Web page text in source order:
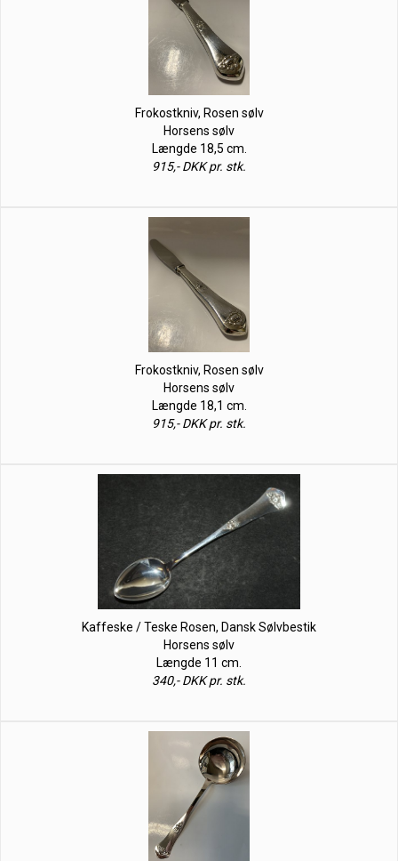
Frokostkniv, Rosen sølv
Horsens sølv
Længde 18,5 cm.
915,- DKK pr. stk.
Frokostkniv, Rosen sølv
Horsens sølv
Længde 18,1 cm.
915,- DKK pr. stk.
Kaffeske / Teske Rosen, Dansk Sølvbestik
Horsens sølv
Længde 11 cm.
340,- DKK pr. stk.